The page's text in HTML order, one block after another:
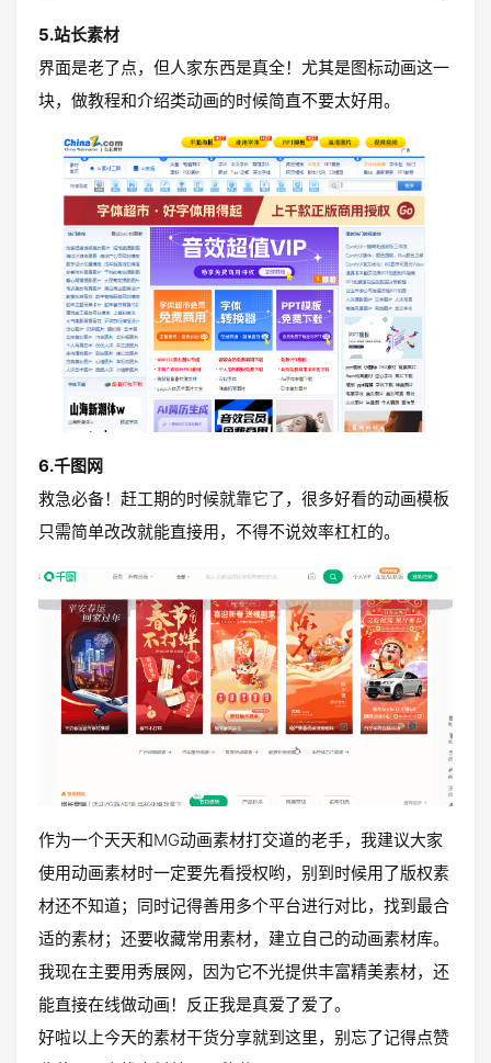
5.站长素材
界面是老了点，但人家东西是真全！尤其是图标动画这一
块，做教程和介绍类动画的时候简直不要太好用。
6.千图网
救急必备！赶工期的时候就靠它了，很多好看的动画模板
只需简单改改就能直接用，不得不说效率杠杠的。
作为一个天天和MG动画素材打交道的老手，我建议大家
使用动画素材时一定要先看授权哟，别到时候用了版权素
材还不知道；同时记得善用多个平台进行对比，找到最合
适的素材；还要收藏常用素材，建立自己的动画素材库。
我现在主要用秀展网，因为它不光提供丰富精美素材，还
能直接在线做动画！反正我是真爱了爱了。
好啦以上今天的素材干货分享就到这里，别忘了记得点赞